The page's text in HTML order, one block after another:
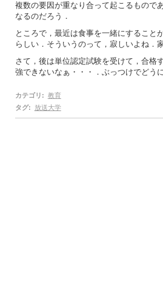
複数の要因が重なり合って起こるもので
なるのだろう．
ところで，最近は食事を一緒にすること
らしい．そういうのって，寂しいよね．
さて，後は単位認定試験を受けて，合格
強できないなぁ・・・．ぶっつけでどう
カテゴリ : 教育
タグ: 放送大学